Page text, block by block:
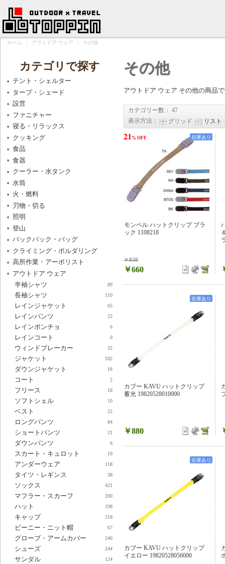
ホーム / アウトドア ウェア / その他
その他
アウトドア ウェア その他の商品
カテゴリー数： 47
表示方法：
グリッド リスト
モンベル ハットクリップ ブラ
ック 1108218
￥838
21 % OFF
￥660
在庫あり
カブー KAVU ハットクリップ
蓄光 19820528010000
￥880
在庫あり
カブー KAVU ハットクリップ
イエロー 19820528056000
在庫あり
カテゴリで探す
テント・シェルター
タープ・シェード
設営
ファニチャー
寝る・リラックス
クッキング
食品
食器
クーラー・水タンク
水筒
火・燃料
刃物・切る
照明
登山
バックパック・バッグ
クライミング・ボルダリング
高所作業・アーボリスト
アウトドア ウェア
半袖シャツ
89
長袖シャツ 110
レインジャケット 65
レインパンツ 22
レインポンチョ 6
レインコート 0
ウィンドブレーカー 32
ジャケット 102
ダウンジャケット 18
コート 2
フリース 18
ソフトシェル 10
ベスト 22
ロングパンツ 84
ショートパンツ 21
ダウンパンツ 6
スカート・キュロット 10
アンダーウェア 118
タイツ・レギンス 38
ソックス 421
マフラー・スカーフ 200
ハット 198
キャップ 218
ビーニー・ニット帽 67
グローブ・アームカバー 246
シューズ 244
サンダル 124